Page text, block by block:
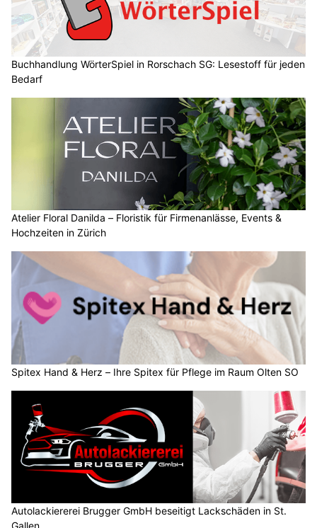
AyDiosMio, Thun BE: Authentische mexikanische Gerichte und Brunch
Autolackiererei Brugger GmbH beseitigt Lackschäden in St. Gallen
Die Detektivin – Diskrete Aufklärung in Zürich und Zug
Atelier Floral Danilda – Floristik für Firmenanlässe, Events & Hochzeiten in Zürich
Walensee GL: Zwei vermisste SUP-Fahrer
trugen keine Schwimmwesten – Suche läuft